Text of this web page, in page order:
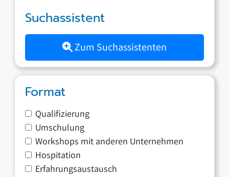
Suchassistent
Zum Suchassistenten
Format
Qualifizierung
Umschulung
Workshops mit anderen Unternehmen
Hospitation
Erfahrungsaustausch